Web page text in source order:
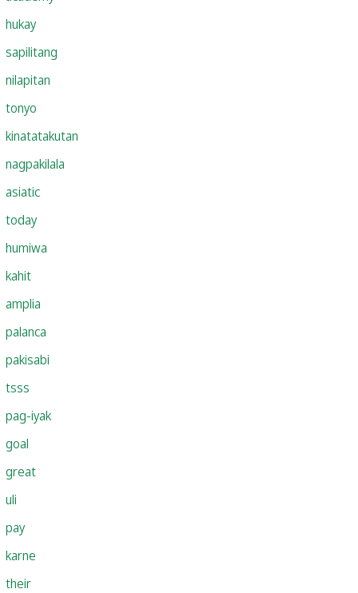
hukay
sapilitang
nilapitan
tonyo
kinatatakutan
nagpakilala
asiatic
today
humiwa
kahit
amplia
palanca
pakisabi
tsss
pag-iyak
goal
great
uli
pay
karne
their